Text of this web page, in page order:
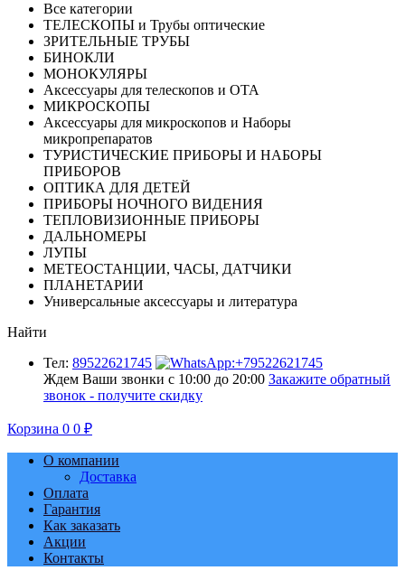
Все категории
ТЕЛЕСКОПЫ и Трубы оптические
ЗРИТЕЛЬНЫЕ ТРУБЫ
БИНОКЛИ
МОНОКУЛЯРЫ
Аксессуары для телескопов и ОТА
МИКРОСКОПЫ
Аксессуары для микроскопов и Наборы
микропрепаратов
ТУРИСТИЧЕСКИЕ ПРИБОРЫ И НАБОРЫ
ПРИБОРОВ
ОПТИКА ДЛЯ ДЕТЕЙ
ПРИБОРЫ НОЧНОГО ВИДЕНИЯ
ТЕПЛОВИЗИОННЫЕ ПРИБОРЫ
ДАЛЬНОМЕРЫ
ЛУПЫ
МЕТЕОСТАНЦИИ, ЧАСЫ, ДАТЧИКИ
ПЛАНЕТАРИИ
Универсальные аксессуары и литература
Найти
Тел: 89522621745
Ждем Ваши звонки с 10:00 до 20:00 Закажите обратный
звонок - получите скидку
Корзина 0 0 ₽
О компании
Доставка
Оплата
Гарантия
Как заказать
Акции
Контакты